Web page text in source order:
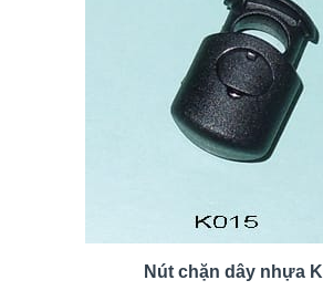
Nút chặn dây nhựa